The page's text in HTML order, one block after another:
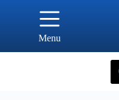
Menu